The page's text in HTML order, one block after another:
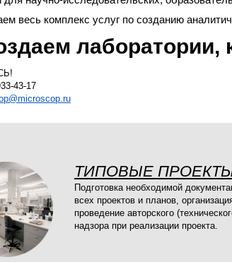
весь комплекс услуг по созданию
лаборатории,
43-17
ТИПОВЫЕ
Подготовка необходимой
всех проектов и планов,
проведение авторского
надзора при реализации проекта.